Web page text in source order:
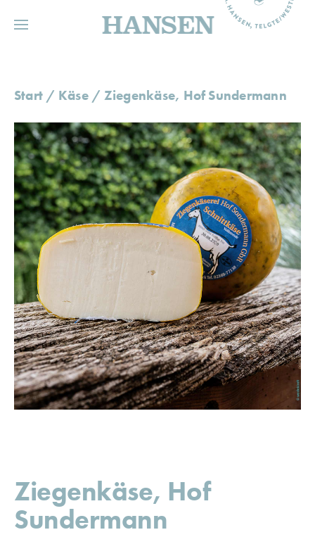
HANSEN
Start / Käse/ Ziegenkäse, Hof Sundermann
Ziegenkäse, Hof
Sundermann